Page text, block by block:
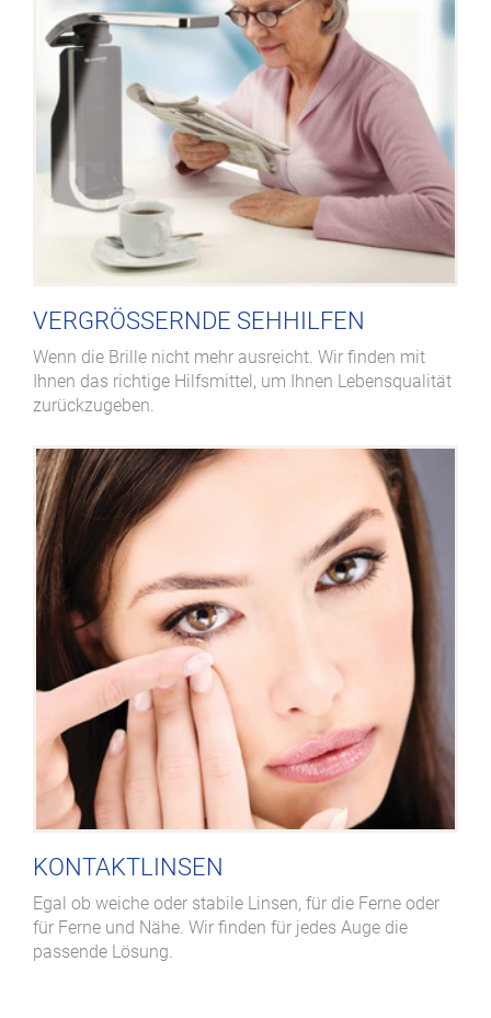
VERGRÖSSERNDE SEHHILFEN
Wenn die Brille nicht mehr ausreicht. Wir finden mit
Ihnen das richtige Hilfsmittel, um Ihnen Lebensqualität
zurückzugeben.
KONTAKTLINSEN
Egal ob weiche oder stabile Linsen, für die Ferne oder
für Ferne und Nähe. Wir finden für jedes Auge die
passende Lösung.